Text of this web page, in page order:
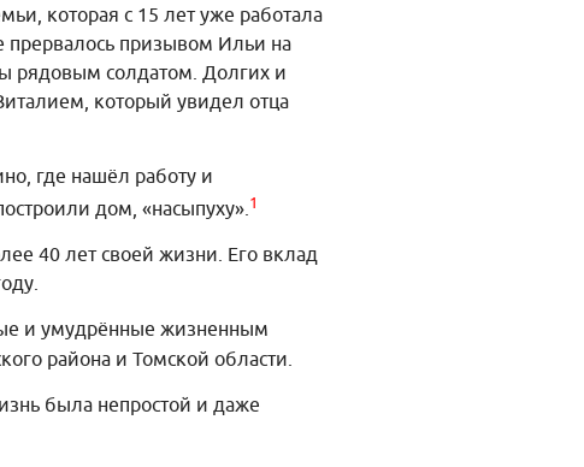
которая с 15 лет уже работала
прервалось призывом Ильи на
рядовым солдатом. Долгих и
который увидел отца
где нашёл работу и
дом, «насыпуху».1
40 лет своей жизни. Его вклад
и умудрённые жизненным
района и Томской области.
была непростой и даже